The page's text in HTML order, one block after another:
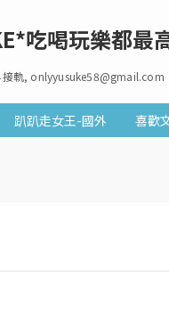
吃喝玩樂都最
軌, onlyyusuke58@gmail.com
趴趴走女王-國外 喜歡